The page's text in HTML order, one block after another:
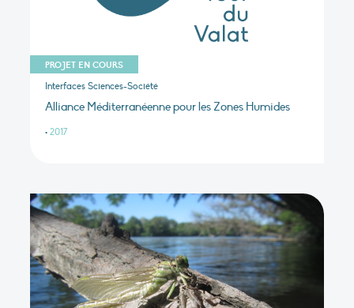
PROJET EN COURS
Interfaces Sciences-Société
Alliance Méditerranéenne pour les Zones Humides
• 2017